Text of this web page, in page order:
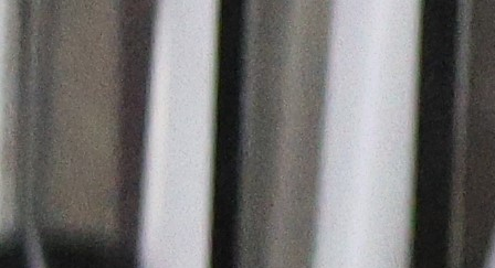
#Aldin Čajić #Genoa #Istanbulspor